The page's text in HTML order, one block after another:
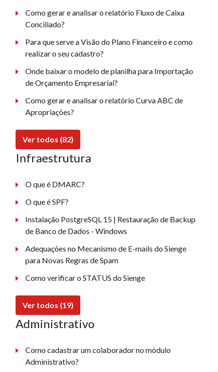
Como gerar e analisar o relatório Fluxo de Caixa
Conciliado?
Para que serve a Visão do Plano Financeiro e como
realizar o seu cadastro?
Onde baixar o modelo de planilha para Importação
de Orçamento Empresarial?
Como gerar e analisar o relatório Curva ABC de
Apropriações?
Ver todos (82)
Infraestrutura
O que é DMARC?
O que é SPF?
Instalação PostgreSQL 15 | Restauração de Backup
de Banco de Dados - Windows
Adequações no Mecanismo de E-mails do Sienge
para Novas Regras de Spam
Como verificar o STATUS do Sienge
Ver todos (19)
Administrativo
Como cadastrar um colaborador no módulo
Administrativo?